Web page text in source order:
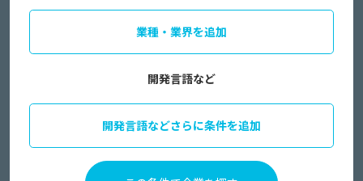
業種・業界を追加
開発言語など
開発言語などさらに条件を追加